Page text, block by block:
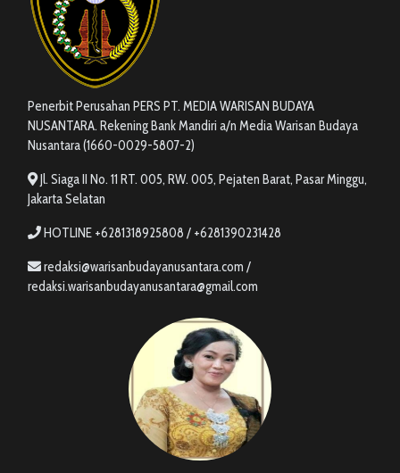
Penerbit Perusahan PERS PT. MEDIA WARISAN BUDAYA
NUSANTARA. Rekening Bank Mandiri a/n Media Warisan Budaya
Nusantara (1660-0029-5807-2)
Jl. Siaga II No. 11 RT. 005, RW. 005, Pejaten Barat, Pasar Minggu,
Jakarta Selatan
HOTLINE +6281318925808 / +6281390231428
redaksi@warisanbudayanusantara.com /
redaksi.warisanbudayanusantara@gmail.com